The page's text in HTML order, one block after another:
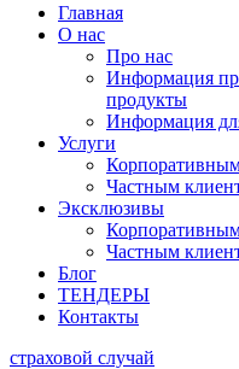
Главная
О нас
Про нас
Информация
продукты
Информация
Услуги
Частным
Эксклюзивы
Частным
Блог
ТЕНДЕРЫ
Контакты
страховой случай